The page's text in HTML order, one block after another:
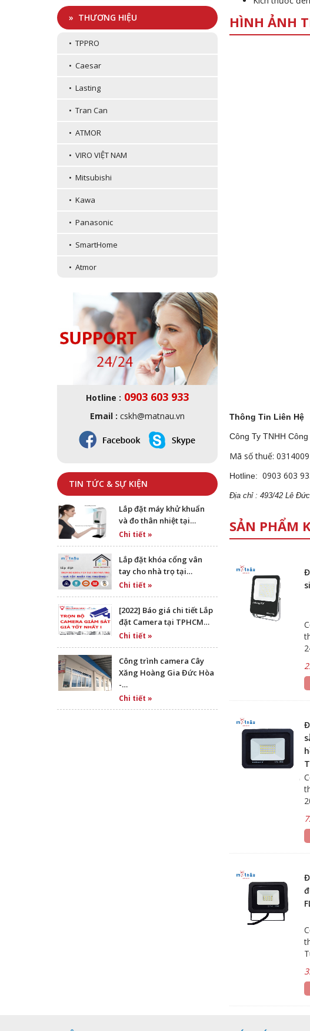
» THƯƠNG HIỆU
• TPPRO
• Caesar
• Lasting
• Tran Can
• ATMOR
• VIRO VIỆT NAM
• Mitsubishi
• Kawa
• Panasonic
• SmartHome
• Atmor
Hotline : 0903 603 933
Email : cskh@matnau.vn
TIN TỨC & SỰ KIỆN
Lắp đặt máy khử khuẩn
và đo thân nhiệt tại…
Chi tiết »
Lắp đặt khóa cổng vân
tay cho nhà trọ tại…
Chi tiết »
[2022] Báo giá chi tiết Lắp
đặt Camera tại TPHCM…
Chi tiết »
Công trình camera Cây
Xăng Hoàng Gia Đức Hòa
-…
Chi tiết »
HÌNH ẢNH
Thông Tin Liên Hệ
Công Ty TNHH
Mã số thuế:
Hotline: 0903 603
Địa chỉ : 493/42 Lê
SẢN PHẨM
T